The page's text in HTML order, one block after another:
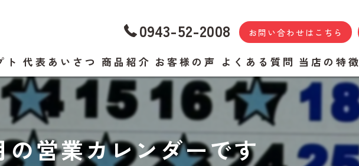
0943-52-2008 お問い合わせはこちら
ト 代表あいさつ 商品紹介 お客様の声 よくある質問 当店の特徴
ソース
あまおう
の営業カレンダーです